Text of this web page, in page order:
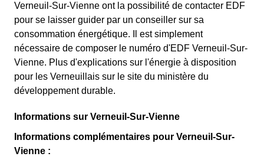
Verneuil-Sur-Vienne ont la possibilité de contacter EDF
pour se laisser guider par un conseiller sur sa
consommation énergétique. Il est simplement
nécessaire de composer le numéro d'EDF Verneuil-Sur-
Vienne. Plus d'explications sur l'énergie à disposition
pour les Verneuillais sur le site du ministère du
développement durable.
Informations sur Verneuil-Sur-Vienne
Informations complémentaires pour Verneuil-Sur-
Vienne :